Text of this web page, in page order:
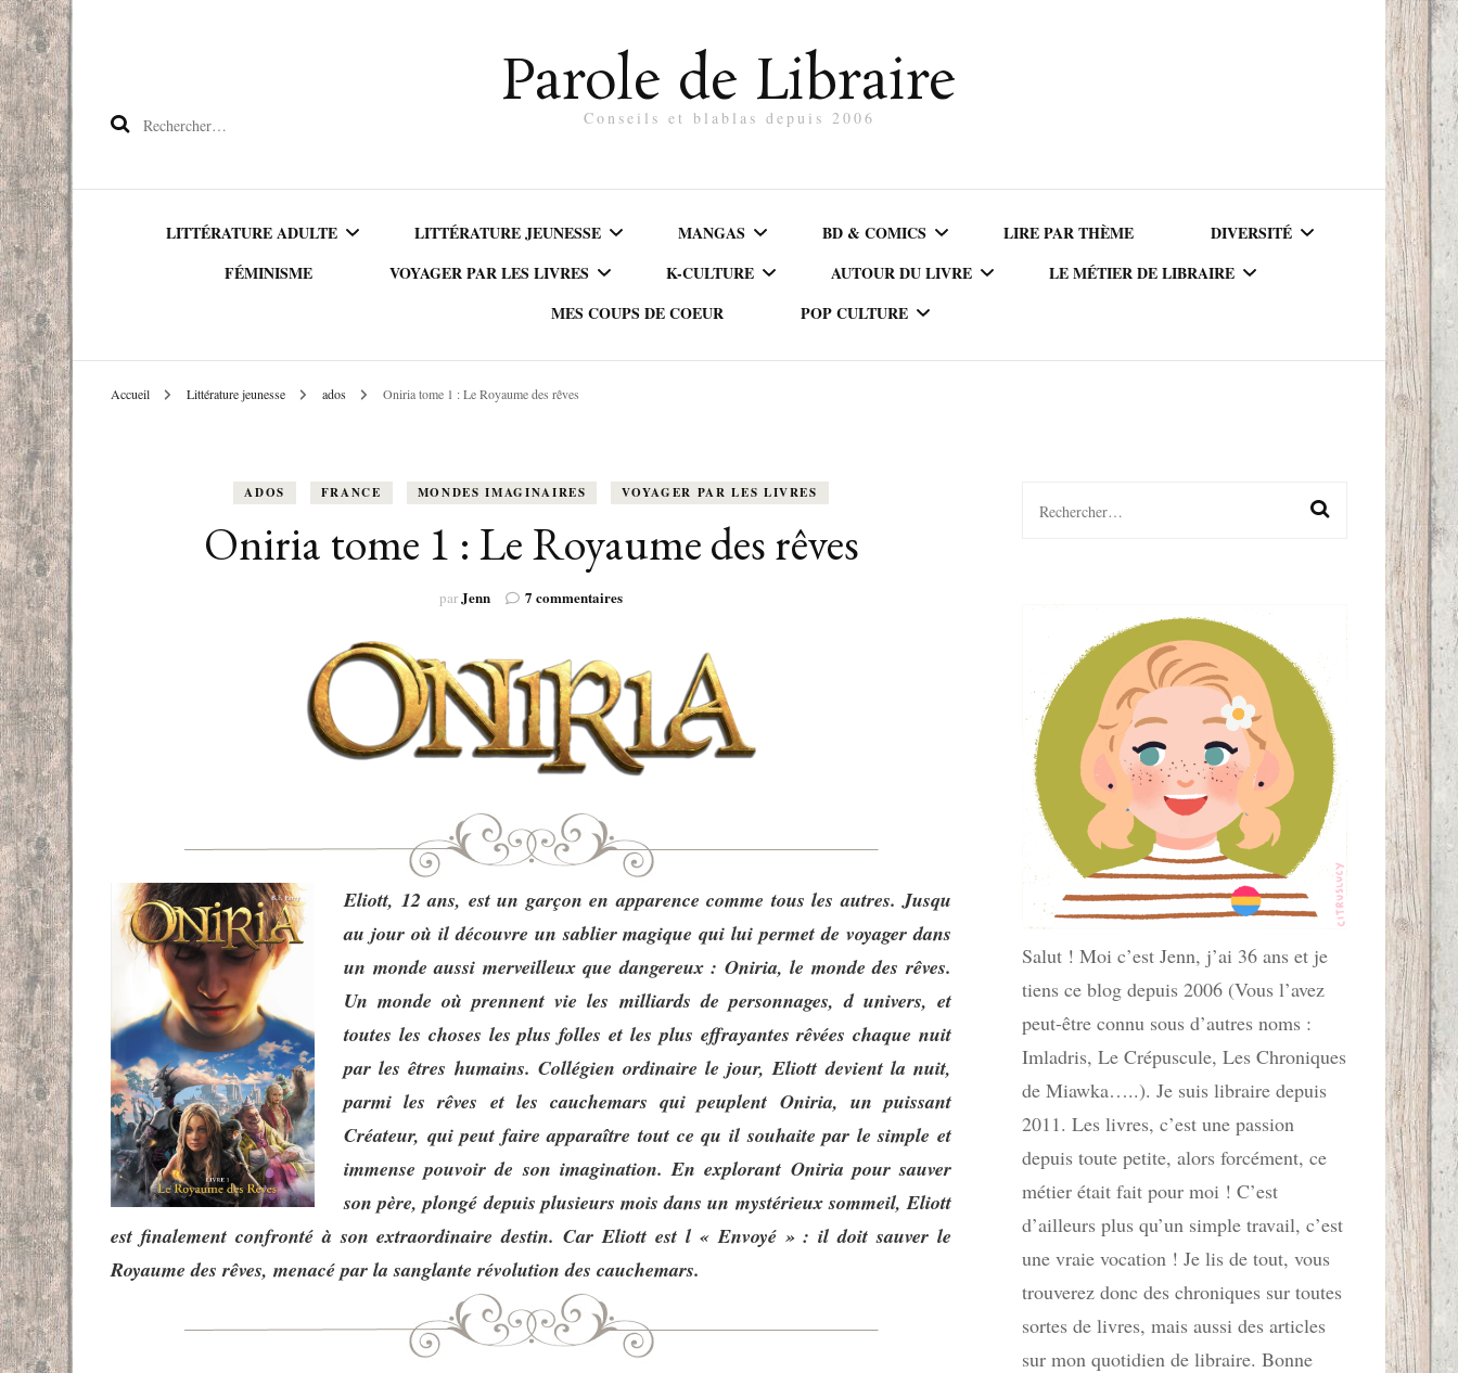
Rechercher :
Parole de Libraire
Conseils et blablas depuis 2006
LITTÉRATURE ADULTE
LITTÉRATURE
LITTÉRATURE
TÉMOIGNAGES
POLAR
SF
FANTASTIQUE
FANTASY
LITTÉRATURE JEUNESSE
PREMIÈRES LECTURES
ADOS
YOUNG ADULT
MANGAS
DRAME / ROMANCE
TRANCHE DE VIE
FANTASY
MAGICAL GIRL
SHÔNEN
BD & COMICS LIRE PAR THÈME DIVERSITÉ
AUTEURICES RACISÉ(E)S
PERSONNAGES RACISÉS
FÉMINISME VOYAGER PAR LES LIVRES
VIETNAM
EUROPE
ECOSSE
ESPAGNE
FRANCE
GRANDE-BRETAGNE
ITALIE
PAYS-BAS
PROCHE-ORIENT
MONDES IMAGINAIRES
RUSSIE
K-CULTURE
K-LITTÉRATURE
K-POP
AUTOUR DU LIVRE LE MÉTIER DE LIBRAIRE
MES COUPS DE COEUR POP CULTURE
Accueil Littérature jeunesse ados Oniria tome 1 : Le Royaume des rêves
ADOS FRANCE MONDES IMAGINAIRES VOYAGER PAR LES LIVRES
Oniria tome 1 : Le Royaume des rêves
parJenn 7 commentairessur
:
Royaume
des
rêves
Eliott, 12 ans, est un garçon en apparence comme tous les autres. Jusqu
au jour où il découvre un sablier magique qui lui permet de voyager dans
un monde aussi merveilleux que dangereux : Oniria, le monde des rêves.
Un monde où prennent vie les milliards de personnages, d univers, et
toutes les choses les plus folles et les plus effrayantes rêvées chaque nuit
par les êtres humains. Collégien ordinaire le jour, Eliott devient la nuit,
parmi les rêves et les cauchemars qui peuplent Oniria, un puissant
Créateur, qui peut faire apparaître tout ce qu il souhaite par le simple et
immense pouvoir de son imagination. En explorant Oniria pour sauver
son père, plongé depuis plusieurs mois dans un mystérieux sommeil, Eliott
est finalement confronté à son extraordinaire destin. Car Eliott est l « Envoyé » : il doit sauver le
Royaume des rêves, menacé par la sanglante révolution des cauchemars.
Rechercher :
Salut ! Moi c’est Jenn, j’ai 36 ans et je
tiens ce blog depuis 2006 (Vous l’avez
peut-être connu sous d’autres noms :
Imladris, Le Crépuscule, Les Chroniques
de Miawka…..). Je suis libraire depuis
2011. Les livres, c’est une passion
depuis toute petite, alors forcément, ce
métier était fait pour moi ! C’est
d’ailleurs plus qu’un simple travail, c’est
une vraie vocation ! Je lis de tout, vous
trouverez donc des chroniques sur toutes
sortes de livres, mais aussi des articles
sur mon quotidien de libraire. Bonne